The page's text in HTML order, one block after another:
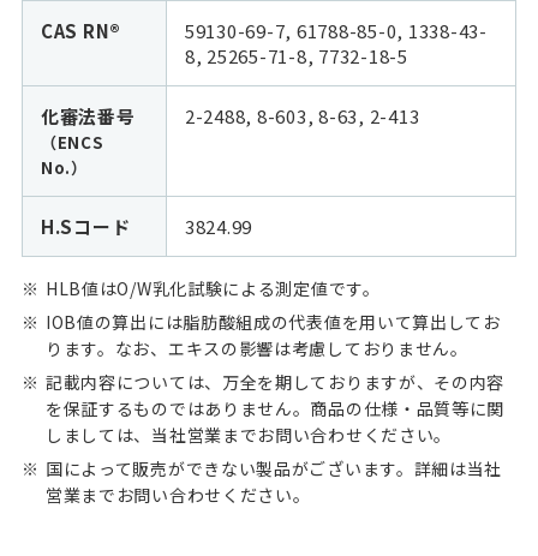
CAS RN®
59130-69-7, 61788-85-0, 1338-43-
8, 25265-71-8, 7732-18-5
化審法番号
（ENCS
No.）
2-2488, 8-603, 8-63, 2-413
H.Sコード 3824.99
HLB値はO/W乳化試験による測定値です。
IOB値の算出には脂肪酸組成の代表値を用いて算出してお
ります。なお、エキスの影響は考慮しておりません。
記載内容については、万全を期しておりますが、その内容
を保証するものではありません。商品の仕様・品質等に関
しましては、当社営業までお問い合わせください。
国によって販売ができない製品がございます。詳細は当社
営業までお問い合わせください。